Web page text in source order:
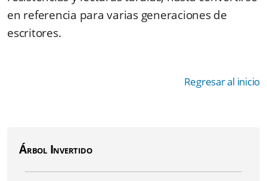
en referencia para varias generaciones de
escritores.
Regresar al inicio
Árbol Invertido